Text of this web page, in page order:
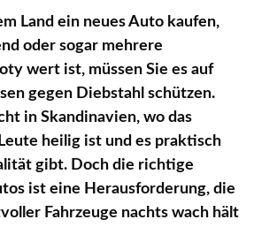
Land ein neues Auto kaufen,
oder sogar mehrere
wert ist, müssen Sie es auf
gegen Diebstahl schützen.
in Skandinavien, wo das
heilig ist und es praktisch
gibt. Doch die richtige
ist eine Herausforderung, die
Fahrzeuge nachts wach hält